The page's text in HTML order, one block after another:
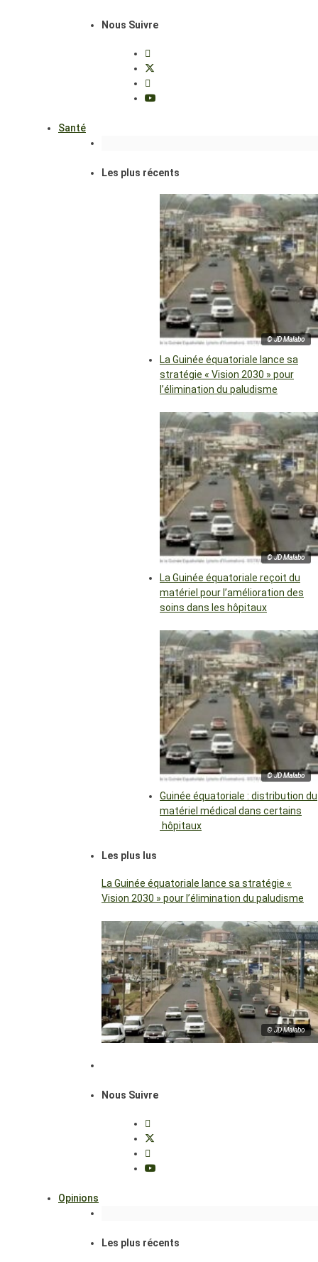
Nous Suivre
Santé
Les plus récents
© JD Malabo
La Guinée équatoriale lance sa
stratégie « Vision 2030 » pour
l’élimination du paludisme
© JD Malabo
La Guinée équatoriale reçoit du
matériel pour l’amélioration des
soins dans les hôpitaux
© JD Malabo
Guinée équatoriale : distribution du
matériel médical dans certains
hôpitaux
Les plus lus
La Guinée équatoriale lance sa stratégie «
Vision 2030 » pour l’élimination du paludisme
© JD Malabo
Nous Suivre
Opinions
Les plus récents